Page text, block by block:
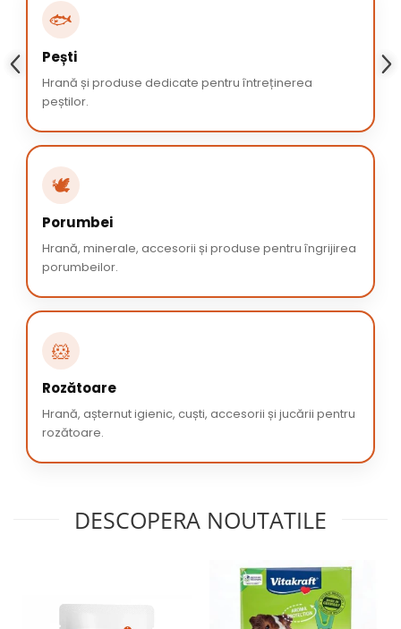
🐟
Pești
Hrană și produse dedicate pentru întreținerea
peștilor.
🕊️
Porumbei
Hrană, minerale, accesorii și produse pentru îngrijirea
porumbeilor.
🐹
Rozătoare
Hrană, așternut igienic, cuști, accesorii și jucării pentru
rozătoare.
DESCOPERA NOUTATILE